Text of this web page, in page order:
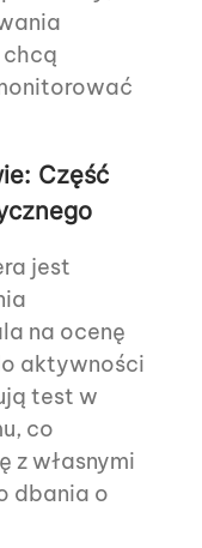
Część
jest
na ocenę
aktywności
test w
co
z własnymi
dbania o